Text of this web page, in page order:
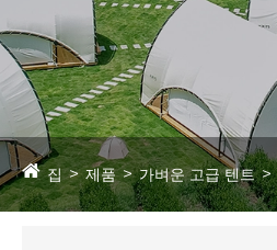
집 제품 가벼운 고급 텐트